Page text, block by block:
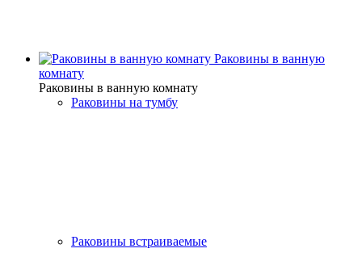
Раковины в ванную
комнату
Раковины в ванную комнату
Раковины на тумбу
Раковины встраиваемые